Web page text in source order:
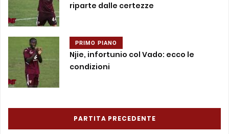
riparte dalle certezze
PRIMO PIANO
Njie, infortunio col Vado: ecco le
condizioni
PARTITA PRECEDENTE